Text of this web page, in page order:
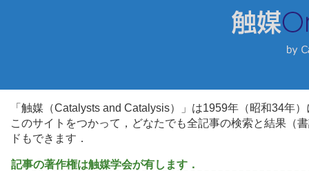
「触媒（Catalysts and Catalysis）」は1959年（昭和34年
このサイトをつかって，どなたでも全記事の検索と結果（
ドもできます．
記事の著作権は触媒学会が有します．